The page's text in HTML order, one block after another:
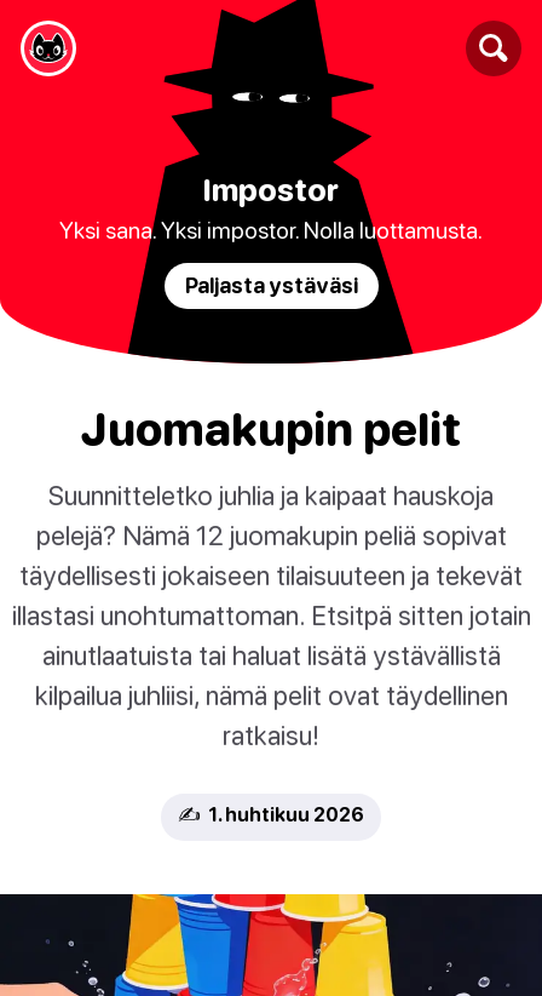
Impostor
Yksi sana. Yksi impostor. Nolla luottamusta.
Paljasta ystäväsi
Juomakupin pelit
Suunnitteletko juhlia ja kaipaat hauskoja
pelejä? Nämä 12 juomakupin peliä sopivat
täydellisesti jokaiseen tilaisuuteen ja tekevät
illastasi unohtumattoman. Etsitpä sitten jotain
ainutlaatuista tai haluat lisätä ystävällistä
kilpailua juhliisi, nämä pelit ovat täydellinen
ratkaisu!
✍️ 1. huhtikuu 2026